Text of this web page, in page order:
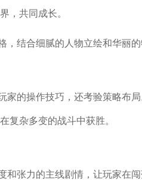
，共同成长。
，结合细腻的人物立绘和华丽
家的操作技巧，还考验策略布
复杂多变的战斗中获胜。
和张力的主线剧情，让玩家在